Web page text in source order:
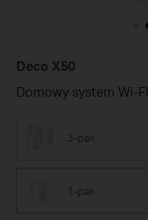
Deco X50
Domowy system Wi-
3-pak
1-pak